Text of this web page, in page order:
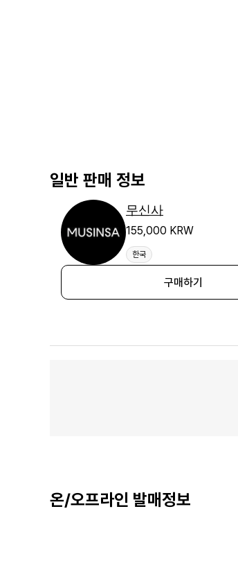
일반 판매 정보
무신사
155,000 KRW
한국
구매하기
온/오프라인 발매정보